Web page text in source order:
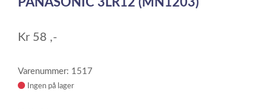
of
Kr 58 ,-
Varenummer: 1517
Ingen på lager